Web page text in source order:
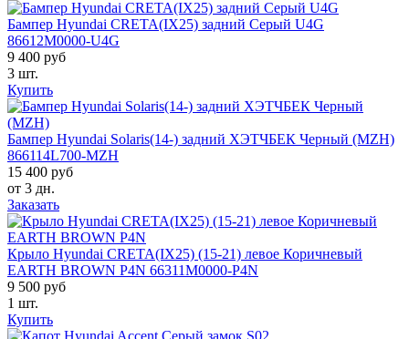
Бампер Hyundai CRETA(IX25) задний Серый U4G
86612M0000-U4G
9 400 руб
3 шт.
Купить
Бампер Hyundai Solaris(14-) задний ХЭТЧБЕК Черный (MZH)
866114L700-MZH
15 400 руб
от 3 дн.
Заказать
Крыло Hyundai CRETA(IX25) (15-21) левое Коричневый
EARTH BROWN P4N 66311M0000-P4N
9 500 руб
1 шт.
Купить